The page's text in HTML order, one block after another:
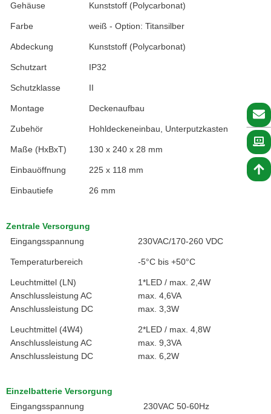
Gehäuse
Kunststoff (Polycarbonat)
Farbe weiß - Option: Titansilber
Abdeckung Kunststoff (Polycarbonat)
Schutzart IP32
Schutzklasse
Montage Deckenaufbau
Zubehör Hohldeckeneinbau, Unterputzkasten
Maße (HxBxT) 130 x 240 x 28 mm
Einbauöffnung 225 x 118 mm
Einbautiefe 26 mm
Zentrale Versorgung
Eingangsspannung
230VAC/170-260 VDC
Temperaturbereich -5°C bis +50°C
Leuchtmittel (LN)
Anschlussleistung AC
Anschlussleistung DC
1*LED / max. 2,4W
max. 4,6VA
max. 3,3W
Leuchtmittel (4W4)
Anschlussleistung AC
Anschlussleistung DC
2*LED / max. 4,8W
max. 9,3VA
max. 6,2W
Einzelbatterie Versorgung
Eingangsspannung
230VAC 50-60Hz